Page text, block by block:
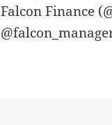
Falcon Finance